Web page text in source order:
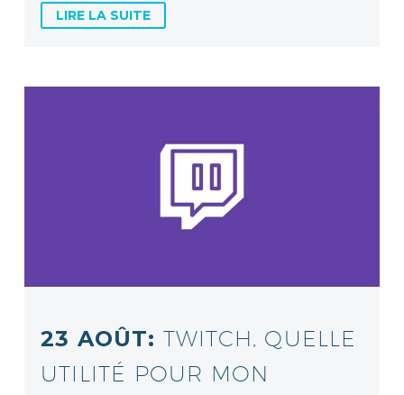
LIRE LA SUITE
23 AOÛT: TWITCH, QUELLE
UTILITÉ POUR MON